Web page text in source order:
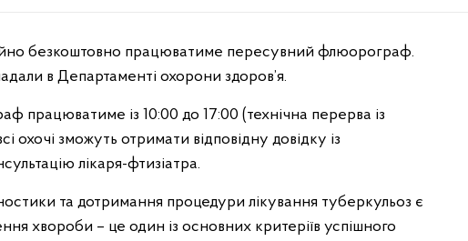
безкоштовно працюватиме пересувний флюорограф.
в Департаменті охорони здоров’я.
із 10:00 до 17:00 (технічна перерва із
охочі зможуть отримати відповідну довідку із
лікаря-фтизіатра.
та дотримання процедури лікування туберкульоз є
хвороби – це один із основних критеріїв успішного